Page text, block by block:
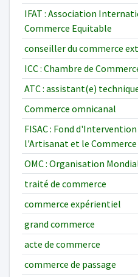
IFAT : Association
Commerce Equitable
conseiller du commerce
ICC : Chambre de
ATC : assistant(e)
Commerce omnicanal
FISAC : Fond
l'Artisanat et le Commerce
OMC : Organisation
traité de commerce
commerce expérientiel
grand commerce
acte de commerce
commerce de passage